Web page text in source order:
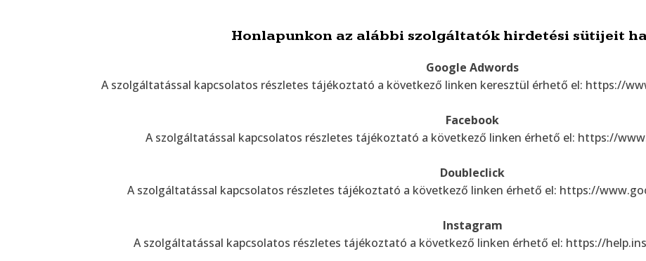
Honlapunkon az alábbi szolgáltatók hirdetési sütijeit
Google Adwords
A szolgáltatással kapcsolatos részletes tájékoztató a következő linken keresztül érhető el: https://
Facebook
A szolgáltatással kapcsolatos részletes tájékoztató a következő linken érhető el: https://
Doubleclick
A szolgáltatással kapcsolatos részletes tájékoztató a következő linken érhető el: https://
Instagram
A szolgáltatással kapcsolatos részletes tájékoztató a következő linken érhető el: https://